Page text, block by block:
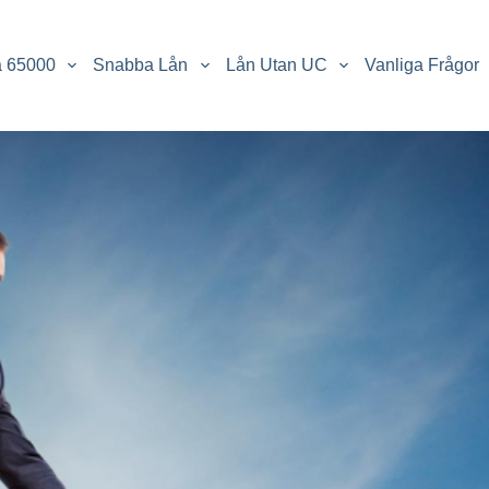
65000 Snabba Lån Lån Utan UC Vanliga Frågor